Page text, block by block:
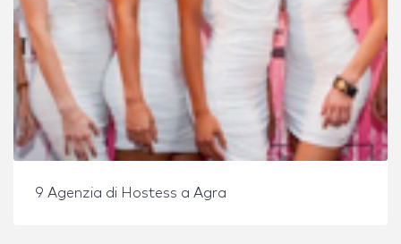
9 Agenzia di Hostess a Agra